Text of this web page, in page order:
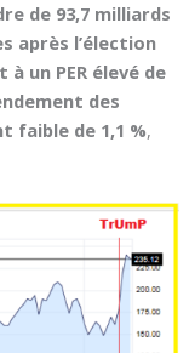
de 93,7 milliards
après l’élection
un PER élevé de
des
faible de 1,1 %,